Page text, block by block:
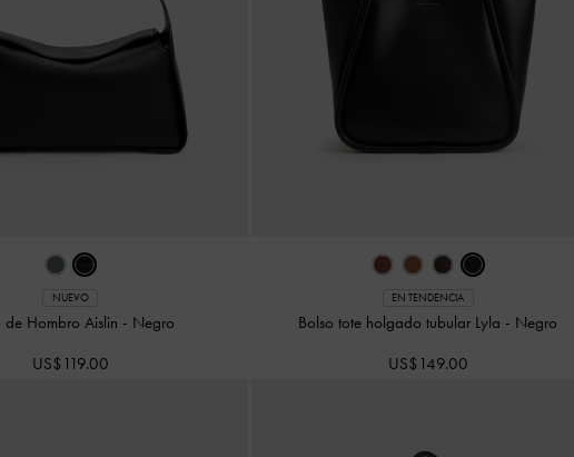
NUEVO
de Hombro Aislin - Negro
US$119.00
EN TENDENCIA
Bolso tote holgado tubular Lyla - Negro
US$149.00